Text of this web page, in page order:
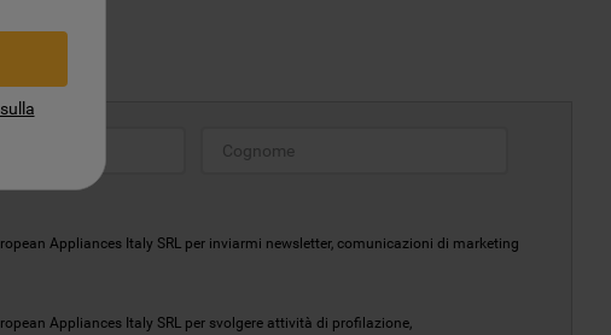
Appliances Italy SRL per inviarmi newsletter, comunicazioni di marketing
Appliances Italy SRL per svolgere attività di profilazione,